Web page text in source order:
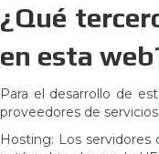
¿Qué
en esta
Para el desarrollo de
proveedores de servicios:
Hosting: Los servidores